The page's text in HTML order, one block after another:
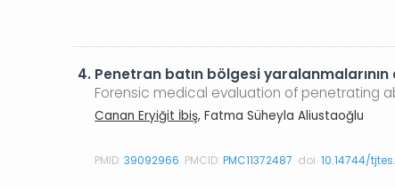
4. Penetran batın bölgesi
Forensic medical evaluation of penetrating
Canan Eryiğit İbiş, Fatma Süheyla Aliustaoğlu
PMID:39092966 PMCID:PMC11372487 doi:10.14744/